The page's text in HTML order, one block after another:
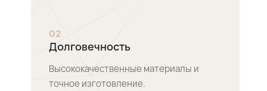
02
Долговечность
Высококачественные материалы и
точное изготовление.